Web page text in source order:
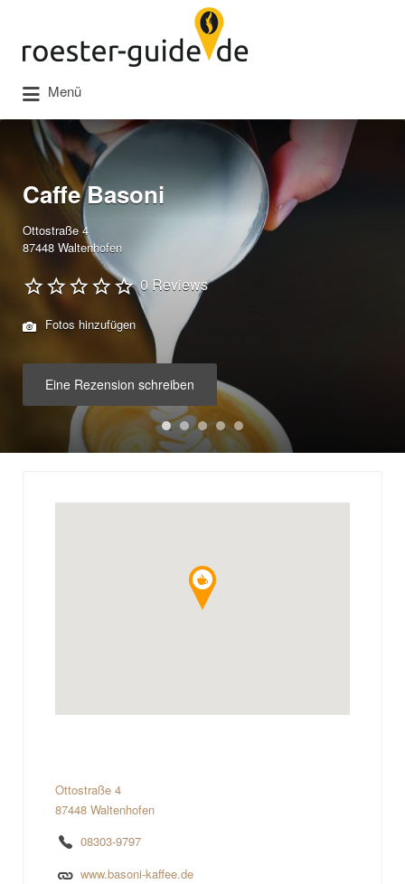
Menü
Caffe Basoni
Ottostraße 4
87448 Waltenhofen
0 Reviews
Fotos hinzufügen
Eine Rezension schreiben
Ottostraße 4
87448 Waltenhofen
08303-9797
www.basoni-kaffee.de